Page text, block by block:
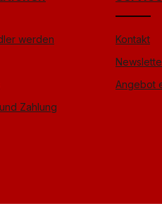
werden
Zahlung
Kontakt
Angebot